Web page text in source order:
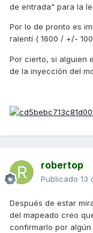
de entrada" para la
Por lo de pronto es
ralentí ( 1600 / +/-
Por cierto, si alguien
de la inyección del
robertop
Publicado 13
Después de estar
del mapeado creo
confirmarlo por